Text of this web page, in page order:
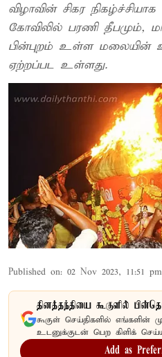
விழாவின் சிகர
கோவிலில் பரணி தீபமும்,
பின்புறம் உள்ள மலையின்
ஏற்றப்பட உள்ளது.
Published on: 02 Nov 2023, 11:51 pm
தினத்தந்தியை கூகுளில்
கூகுள் செய்திகளில் எங்களின்
உடனுக்குடன் பெற கிளிக்
Add as